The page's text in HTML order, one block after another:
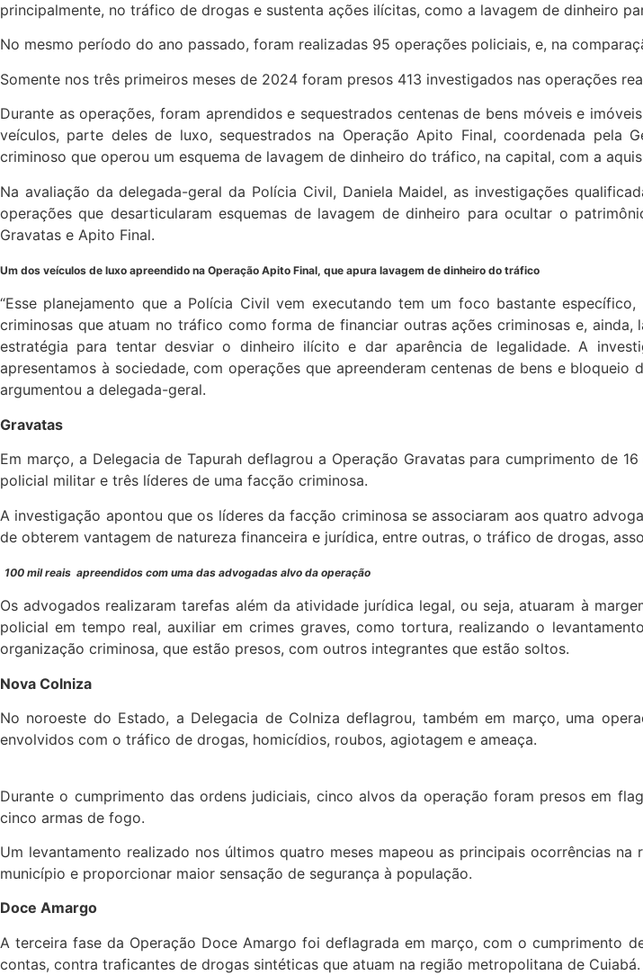
principalmente, no tráfico de drogas e sustenta ações ilícitas, como a lavagem de dinheiro
No mesmo período do ano passado, foram realizadas 95 operações policiais, e, na
Somente nos três primeiros meses de 2024 foram presos 413 investigados nas operações
Durante as operações, foram aprendidos e sequestrados centenas de bens móveis e
veículos, parte deles de luxo, sequestrados na Operação Apito Final, coordenada pela
criminoso que operou um esquema de lavagem de dinheiro do tráfico, na capital, com a
Na avaliação da delegada-geral da Polícia Civil, Daniela Maidel, as investigações
operações que desarticularam esquemas de lavagem de dinheiro para ocultar o
Gravatas e Apito Final.
Um dos veículos de luxo apreendido na Operação Apito Final, que apura lavagem de dinheiro do tráfico
“Esse planejamento que a Polícia Civil vem executando tem um foco bastante
criminosas que atuam no tráfico como forma de financiar outras ações criminosas e,
estratégia para tentar desviar o dinheiro ilícito e dar aparência de legalidade. A
apresentamos à sociedade, com operações que apreenderam centenas de bens e
argumentou a delegada-geral.
Gravatas
Em março, a Delegacia de Tapurah deflagrou a Operação Gravatas para cumprimento de
policial militar e três líderes de uma facção criminosa.
A investigação apontou que os líderes da facção criminosa se associaram aos quatro
de obterem vantagem de natureza financeira e jurídica, entre outras, o tráfico de drogas,
100 mil reais apreendidos com uma das advogadas alvo da operação
Os advogados realizaram tarefas além da atividade jurídica legal, ou seja, atuaram à
policial em tempo real, auxiliar em crimes graves, como tortura, realizando o
organização criminosa, que estão presos, com outros integrantes que estão soltos.
Nova Colniza
No noroeste do Estado, a Delegacia de Colniza deflagrou, também em março, uma
envolvidos com o tráfico de drogas, homicídios, roubos, agiotagem e ameaça.
Durante o cumprimento das ordens judiciais, cinco alvos da operação foram presos em
cinco armas de fogo.
Um levantamento realizado nos últimos quatro meses mapeou as principais ocorrências
município e proporcionar maior sensação de segurança à população.
Doce Amargo
A terceira fase da Operação Doce Amargo foi deflagrada em março, com o cumprimento
contas, contra traficantes de drogas sintéticas que atuam na região metropolitana de Cuiabá.